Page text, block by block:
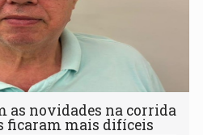
as novidades na corrida
ficaram mais difíceis